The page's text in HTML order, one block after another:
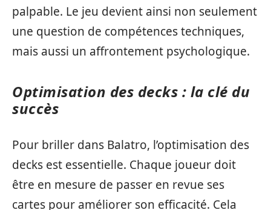
palpable. Le jeu devient ainsi non seulement
une question de compétences techniques,
mais aussi un affrontement psychologique.
Optimisation des decks : la clé du
succès
Pour briller dans Balatro, l’optimisation des
decks est essentielle. Chaque joueur doit
être en mesure de passer en revue ses
cartes pour améliorer son efficacité. Cela